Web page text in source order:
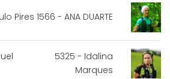
Pires 1566 - ANA DUARTE
5325 - Idalina
Marques